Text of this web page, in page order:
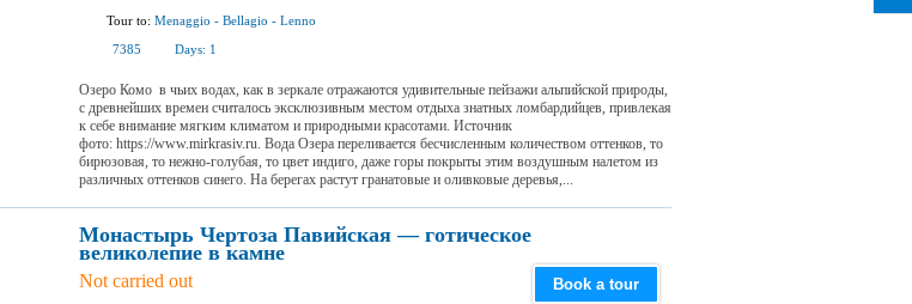
Tour to: Menaggio - Bellagio - Lenno
7385
Days: 1
Озеро Комо в чьих водах, как в зеркале отражаются удивительные пейзажи альпийской природы,
с древнейших времен считалось эксклюзивным местом отдыха знатных ломбардийцев, привлекая
к себе внимание мягким климатом и природными красотами. Источник
фото: https://www.mirkrasiv.ru. Вода Озера переливается бесчисленным количеством оттенков, то
бирюзовая, то нежно-голубая, то цвет индиго, даже горы покрыты этим воздушным налетом из
различных оттенков синего. На берегах растут гранатовые и оливковые деревья,...
Монастырь Чертоза Павийская — готическое
великолепие в камне
Not carried out Book a tour